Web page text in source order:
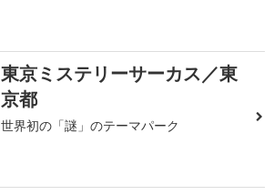
東京ミステリーサーカス／東
京都
世界初の「謎」のテーマパーク